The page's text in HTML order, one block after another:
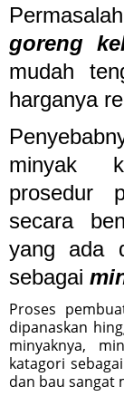
goreng
mudah
harganya
minyak
prosedur
secara
yang ada
sebagai
Proses
dipanaskan
minyaknya,
katagori
dan bau sangat